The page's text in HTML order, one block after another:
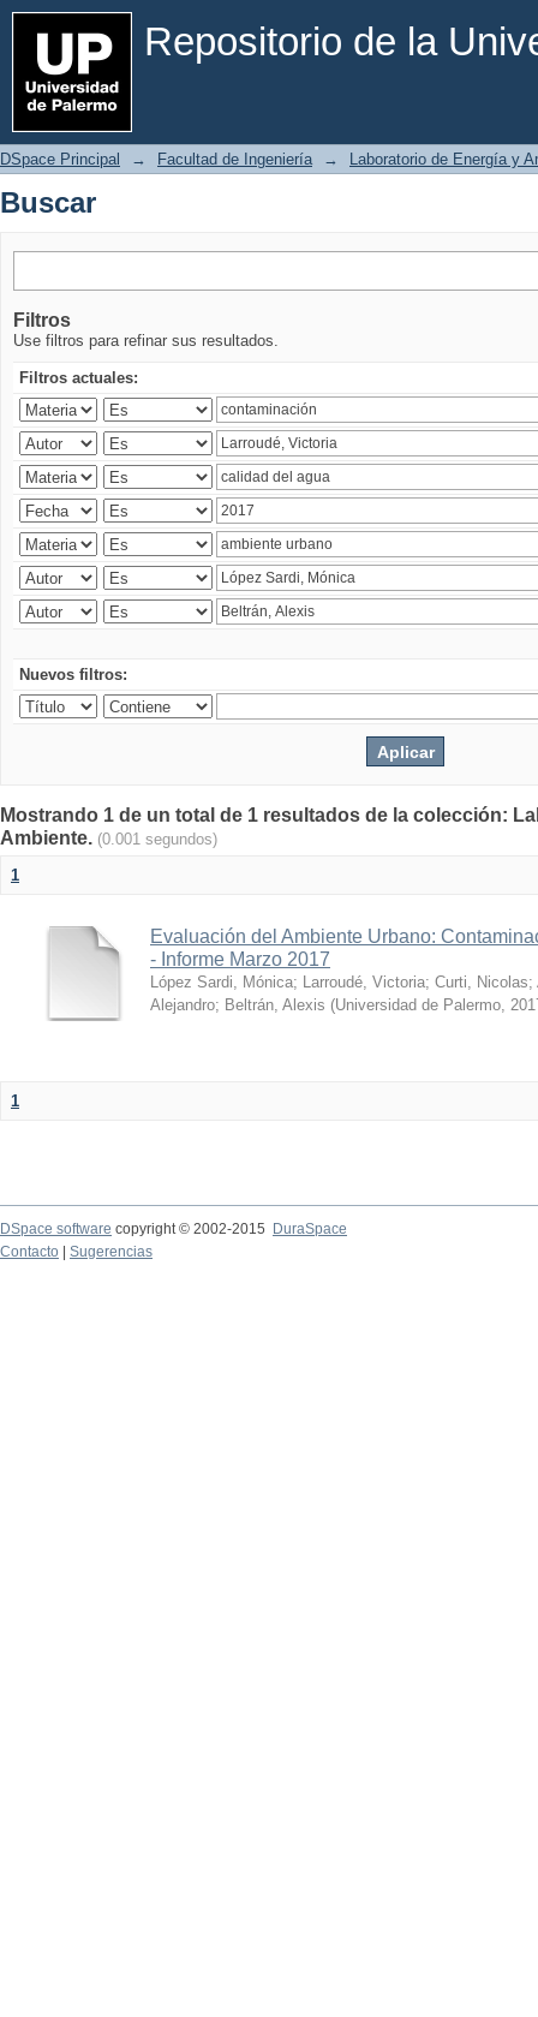
Repositorio de la
Buscar
DSpace Principal → Facultad de Ingeniería → Laboratorio de Energía y
Buscar
Filtros
Use filtros para refinar sus resultados.
Filtros actuales:
Nuevos filtros:
Mostrando 1 de un total de 1 resultados de la colección:
Ambiente. (0.001 segundos)
1
Evaluación del Ambiente Urbano:
- Informe Marzo 2017
López Sardi, Mónica; Larroudé, Victoria; Curti, Nicolas;
Alejandro; Beltrán, Alexis (Universidad de Palermo,
1
DSpace software copyright © 2002-2015
DuraSpace
Contacto
Sugerencias